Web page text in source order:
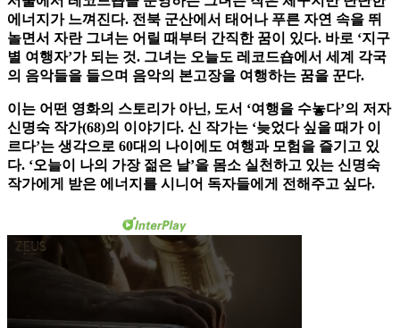
에너지가 느껴진다. 전북 군산에서 태어나 푸른 자연 속을 뛰
놀면서 자란 그녀는 어릴 때부터 간직한 꿈이 있다. 바로 ‘지구
별 여행자’가 되는 것. 그녀는 오늘도 레코드숍에서 세계 각국
의 음악들을 들으며 음악의 본고장을 여행하는 꿈을 꾼다.
이는 어떤 영화의 스토리가 아닌, 도서 ‘여행을 수놓다’의 저자
신명숙 작가(68)의 이야기다. 신 작가는 ‘늦었다 싶을 때가 이
르다’는 생각으로 60대의 나이에도 여행과 모험을 즐기고 있
다. ‘오늘이 나의 가장 젊은 날’을 몸소 실천하고 있는 신명숙
작가에게 받은 에너지를 시니어 독자들에게 전해주고 싶다.